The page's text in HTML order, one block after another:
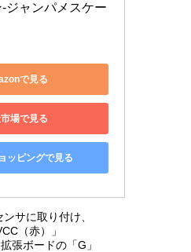
ジャンパメスケー
で見る
場で見る
ッピングで見る
サに取り付け、
（赤）」
張ボードの「G」